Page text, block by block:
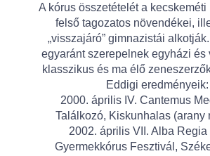
A kórus összetételét a
felső tagozatos növendékei,
„visszajáró” gimnazistái
egyaránt szerepelnek egyházi és
klasszikus és ma élő
Eddigi eredményeik:
2000. április IV. Cantemus
Találkozó, Kiskunhalas (arany
2002. április VII. Alba Regia
Gyermekkórus Fesztivál,